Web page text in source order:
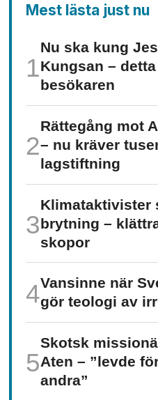
Mest lästa just nu
Nu ska kung
Kungsan –
besökaren
Rättegång mot
– nu kräver
lagstiftning
Klimat­aktivister
brytning –
skopor
Vansinne när
gör teologi av
Skotsk
Aten – ”levde
andra”